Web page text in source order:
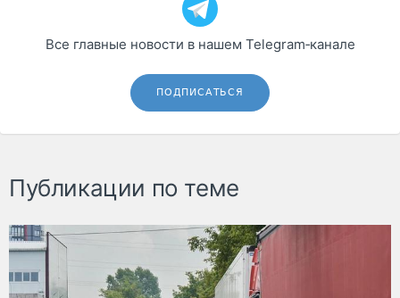
Все главные новости в нашем Telegram‑канале
ПОДПИСАТЬСЯ
Публикации по теме